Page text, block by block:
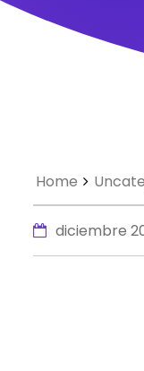
Home
diciembre